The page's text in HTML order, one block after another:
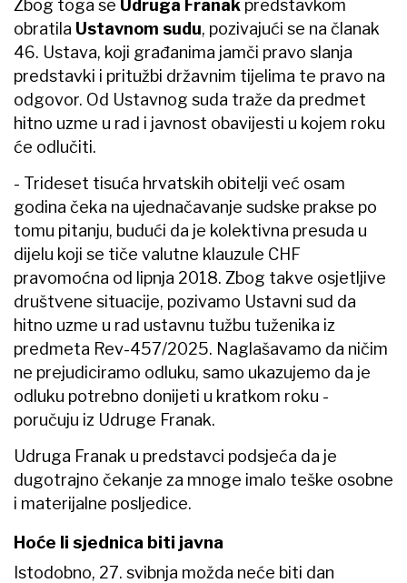
Zbog toga se Udruga Franak predstavkom
obratila Ustavnom sudu, pozivajući se na članak
46. Ustava, koji građanima jamči pravo slanja
predstavki i pritužbi državnim tijelima te pravo na
odgovor. Od Ustavnog suda traže da predmet
hitno uzme u rad i javnost obavijesti u kojem roku
će odlučiti.
- Trideset tisuća hrvatskih obitelji već osam
godina čeka na ujednačavanje sudske prakse po
tomu pitanju, budući da je kolektivna presuda u
dijelu koji se tiče valutne klauzule CHF
pravomoćna od lipnja 2018. Zbog takve osjetljive
društvene situacije, pozivamo Ustavni sud da
hitno uzme u rad ustavnu tužbu tuženika iz
predmeta Rev-457/2025. Naglašavamo da ničim
ne prejudiciramo odluku, samo ukazujemo da je
odluku potrebno donijeti u kratkom roku -
poručuju iz Udruge Franak.
Udruga Franak u predstavci podsjeća da je
dugotrajno čekanje za mnoge imalo teške osobne
i materijalne posljedice.
Hoće li sjednica biti javna
Istodobno, 27. svibnja možda neće biti dan